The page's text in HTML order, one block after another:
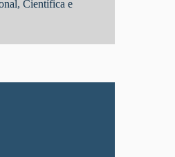
Científica e